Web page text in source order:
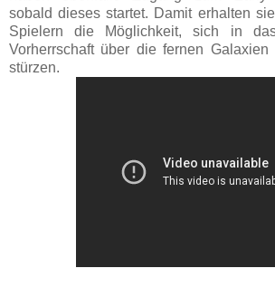
sobald dieses startet. Damit erhalten
Spielern die Möglichkeit, sich in
Vorherrschaft über die fernen
stürzen.